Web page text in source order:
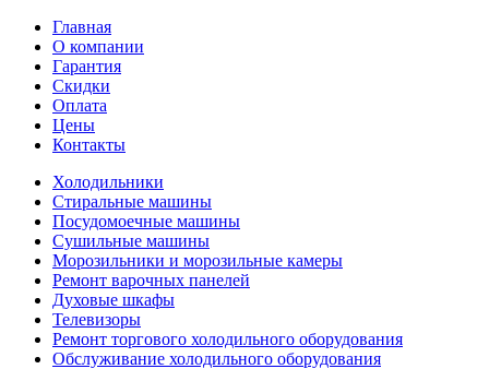
Главная
О компании
Гарантия
Скидки
Оплата
Цены
Контакты
Холодильники
Стиральные машины
Посудомоечные машины
Сушильные машины
Морозильники и морозильные камеры
Ремонт варочных панелей
Духовые шкафы
Телевизоры
Ремонт торгового холодильного оборудования
Обслуживание холодильного оборудования